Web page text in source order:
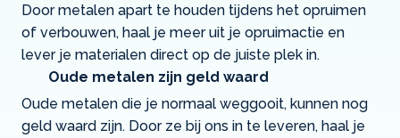
Door metalen apart te houden tijdens het opruimen
of verbouwen, haal je meer uit je opruimactie en
lever je materialen direct op de juiste plek in.
Oude metalen zijn geld waard
Oude metalen die je normaal weggooit, kunnen nog
geld waard zijn. Door ze bij ons in te leveren, haal je